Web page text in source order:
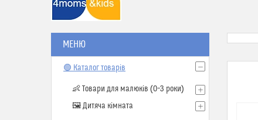
🟢 Каталог товарів
👶 Товари для малюків (0–3 роки)
🖼️ Дитяча кімната